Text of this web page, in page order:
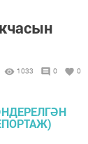
1033 0 0